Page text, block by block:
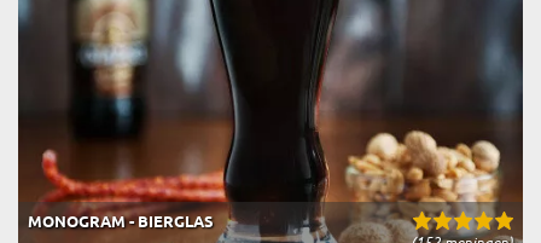
MONOGRAM - BIERGLAS